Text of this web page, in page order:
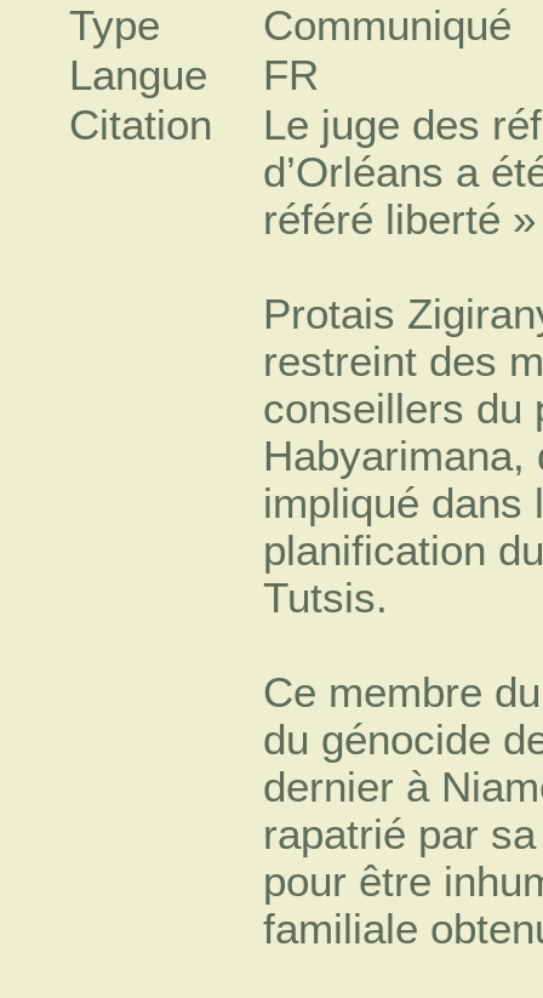
Type
Communiqué
Langue
FR
Citation
Le juge des
d’Orléans a
référé liberté
Protais
restreint des
conseillers du
Habyarimana,
impliqué dans
planification
Tutsis.
Ce membre
du génocide
dernier à
rapatrié par
pour être
familiale